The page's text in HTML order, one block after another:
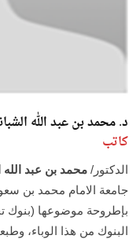
د. محمد بن عبد الله
كاتب
الدكتور/ محمد بن عبد الله
جامعة الامام محمد بن
بإطروحة موضوعها (بنوك
البنوك من هذا الوباء،